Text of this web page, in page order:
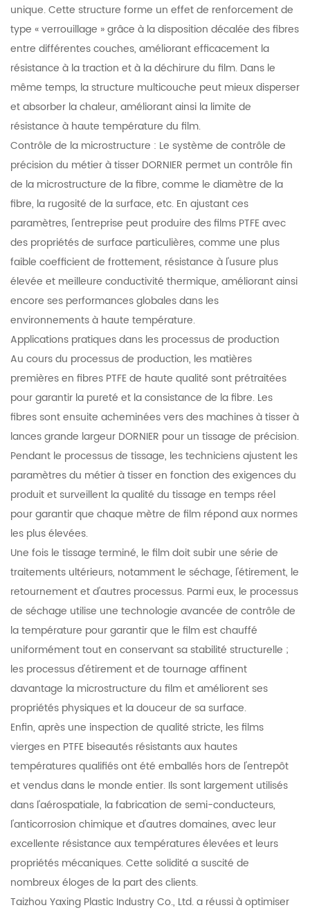
unique. Cette structure forme un effet de renforcement de
type « verrouillage » grâce à la disposition décalée des fibres
entre différentes couches, améliorant efficacement la
résistance à la traction et à la déchirure du film. Dans le
même temps, la structure multicouche peut mieux disperser
et absorber la chaleur, améliorant ainsi la limite de
résistance à haute température du film.
Contrôle de la microstructure : Le système de contrôle de
précision du métier à tisser DORNIER permet un contrôle fin
de la microstructure de la fibre, comme le diamètre de la
fibre, la rugosité de la surface, etc. En ajustant ces
paramètres, l'entreprise peut produire des films PTFE avec
des propriétés de surface particulières, comme une plus
faible coefficient de frottement, résistance à l'usure plus
élevée et meilleure conductivité thermique, améliorant ainsi
encore ses performances globales dans les
environnements à haute température.
Applications pratiques dans les processus de production
Au cours du processus de production, les matières
premières en fibres PTFE de haute qualité sont prétraitées
pour garantir la pureté et la consistance de la fibre. Les
fibres sont ensuite acheminées vers des machines à tisser à
lances grande largeur DORNIER pour un tissage de précision.
Pendant le processus de tissage, les techniciens ajustent les
paramètres du métier à tisser en fonction des exigences du
produit et surveillent la qualité du tissage en temps réel
pour garantir que chaque mètre de film répond aux normes
les plus élevées.
Une fois le tissage terminé, le film doit subir une série de
traitements ultérieurs, notamment le séchage, l'étirement, le
retournement et d'autres processus. Parmi eux, le processus
de séchage utilise une technologie avancée de contrôle de
la température pour garantir que le film est chauffé
uniformément tout en conservant sa stabilité structurelle ;
les processus d'étirement et de tournage affinent
davantage la microstructure du film et améliorent ses
propriétés physiques et la douceur de sa surface.
Enfin, après une inspection de qualité stricte, les films
vierges en PTFE biseautés résistants aux hautes
températures qualifiés ont été emballés hors de l'entrepôt
et vendus dans le monde entier. Ils sont largement utilisés
dans l'aérospatiale, la fabrication de semi-conducteurs,
l'anticorrosion chimique et d'autres domaines, avec leur
excellente résistance aux températures élevées et leurs
propriétés mécaniques. Cette solidité a suscité de
nombreux éloges de la part des clients.
Taizhou Yaxing Plastic Industry Co., Ltd. a réussi à optimiser